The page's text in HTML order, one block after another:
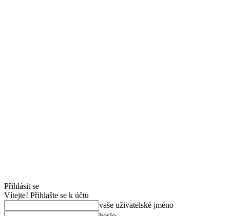
Přihlásit se
Vítejte! Přihlašte se k účtu
vaše uživatelské jméno